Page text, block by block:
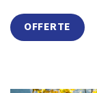
OFFERTE